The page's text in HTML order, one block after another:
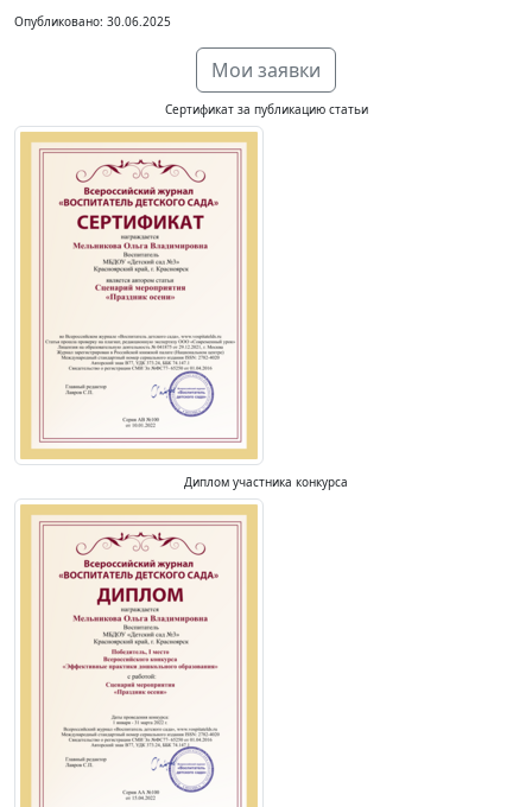
Опубликовано: 30.06.2025
Мои заявки
Сертификат за публикацию статьи
Диплом участника конкурса